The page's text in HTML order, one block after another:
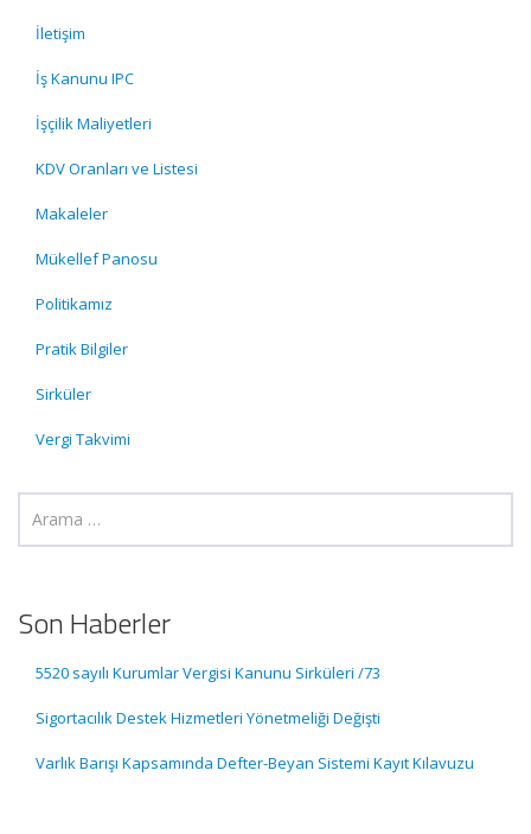
İletişim
İş Kanunu IPC
İşçilik Maliyetleri
KDV Oranları ve Listesi
Makaleler
Mükellef Panosu
Politikamız
Pratik Bilgiler
Sirküler
Vergi Takvimi
Son Haberler
5520 sayılı Kurumlar Vergisi Kanunu Sirküleri /73
Sigortacılık Destek Hizmetleri Yönetmeliği Değişti
Varlık Barışı Kapsamında Defter-Beyan Sistemi Kayıt Kılavuzu